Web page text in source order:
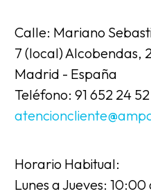
Calle: Mariano
7 (local) Alcobendas,
Madrid - España
Teléfono: 91 652 24 52
Horario Habitual:
Lunes a Jueves: